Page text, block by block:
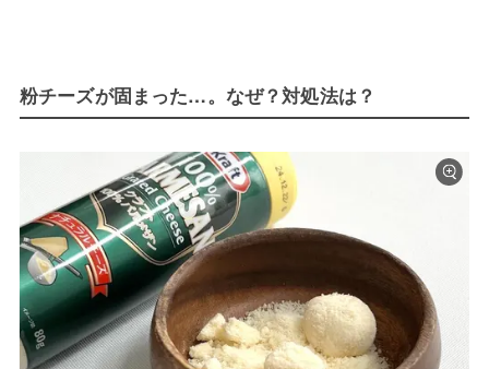
粉チーズが固まった…。なぜ？対処法は？